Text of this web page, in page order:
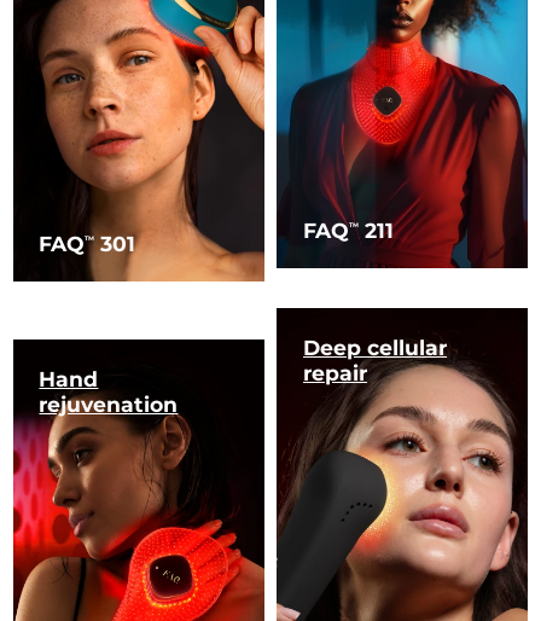
FAQTM 301
FAQTM 211
Hand
rejuvenation
Deep cellular
repair